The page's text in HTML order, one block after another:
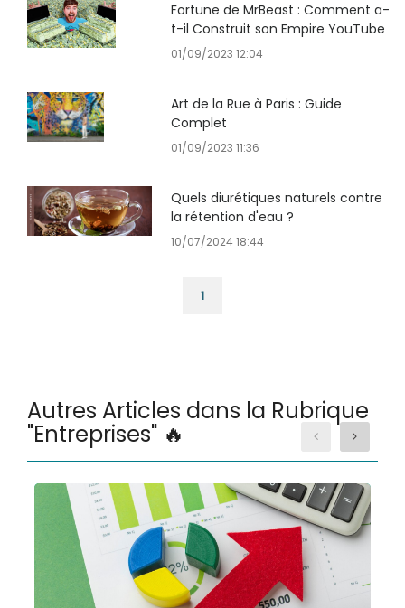
Fortune de MrBeast : Comment a-
t-il Construit son Empire YouTube
01/09/2023 12:04
Art de la Rue à Paris : Guide
Complet
01/09/2023 11:36
Quels diurétiques naturels contre
la rétention d'eau ?
10/07/2024 18:44
1
Autres Articles dans la Rubrique
"Entreprises" 🔥